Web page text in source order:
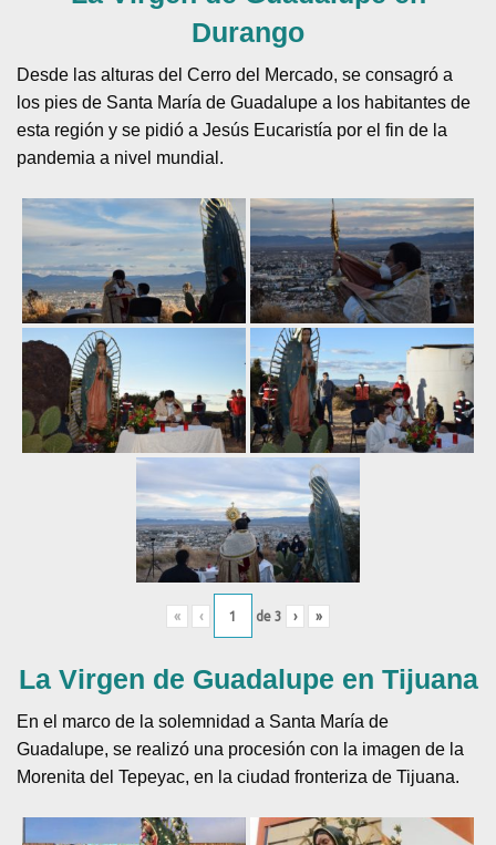
Durango
Desde las alturas del Cerro del Mercado, se consagró a
los pies de Santa María de Guadalupe a los habitantes de
esta región y se pidió a Jesús Eucaristía por el fin de la
pandemia a nivel mundial.
« ‹ de 3 › »
La Virgen de Guadalupe en Tijuana
En el marco de la solemnidad a Santa María de
Guadalupe, se realizó una procesión con la imagen de la
Morenita del Tepeyac, en la ciudad fronteriza de Tijuana.